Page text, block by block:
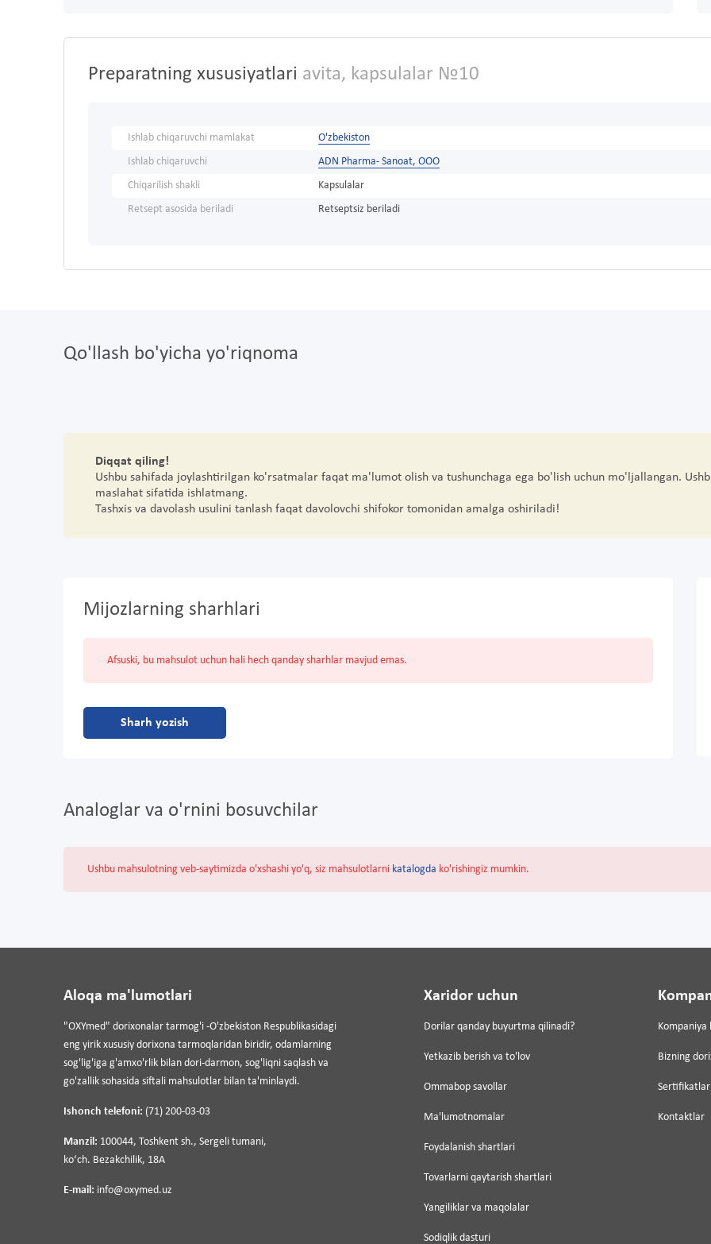
Preparatning xususiyatlari avita, kapsulalar №10
Ishlab chiqaruvchi mamlakat
O'zbekiston
Ishlab chiqaruvchi
ADN Pharma- Sanoat, OOO
Chiqarilish shakli
Kapsulalar
Retsept asosida beriladi
Retseptsiz beriladi
Qo'llash bo'yicha yo'riqnoma
Diqqat qiling!
Ushbu sahifada joylashtirilgan ko'rsatmalar faqat ma'lumot olish va tushunchaga ega bo'lish uchun mo'ljallangan.
maslahat sifatida ishlatmang.
Tashxis va davolash usulini tanlash faqat davolovchi shifokor tomonidan amalga oshiriladi!
Mijozlarning sharhlari
Afsuski, bu mahsulot uchun hali hech qanday sharhlar mavjud emas.
Sharh yozish
Analoglar va o'rnini bosuvchilar
Ushbu mahsulotning veb-saytimizda o'xshashi yo'q, siz mahsulotlarni katalogda ko'rishingiz mumkin.
Aloqa ma'lumotlari
"OXYmed" dorixonalar tarmog'i -O'zbekiston Respublikasidagi
eng yirik xususiy dorixona tarmoqlaridan biridir, odamlarning
sog'lig'iga g'amxo'rlik bilan dori-darmon, sog'liqni saqlash va
go'zallik sohasida siftali mahsulotlar bilan ta'minlaydi.
Ishonch telefoni: (71) 200-03-03
Manzil: 100044, Toshkent sh., Sergeli tumani,
koʻch. Bezakchilik, 18A
E-mail: info@oxymed.uz
Xaridor uchun
Dorilar qanday buyurtma qilinadi?
Yetkazib berish va to'lov
Ommabop savollar
Ma'lumotnomalar
Foydalanish shartlari
Tovarlarni qaytarish shartlari
Yangiliklar va maqolalar
Sodiqlik dasturi
Kompaniya
Bizning
Sertifikatlar
Kontaktlar